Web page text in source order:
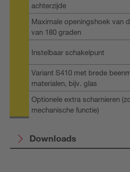
achterzijde
Maximale openingshoek van
van 180 graden
Instelbaar schakelpunt
Variant S410 met brede
materialen, bijv. glas
Optionele extra scharnieren
mechanische functie)
Downloads